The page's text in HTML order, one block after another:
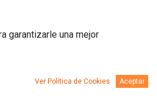
garantizarle una mejor
Ver Política de Cookies Aceptar